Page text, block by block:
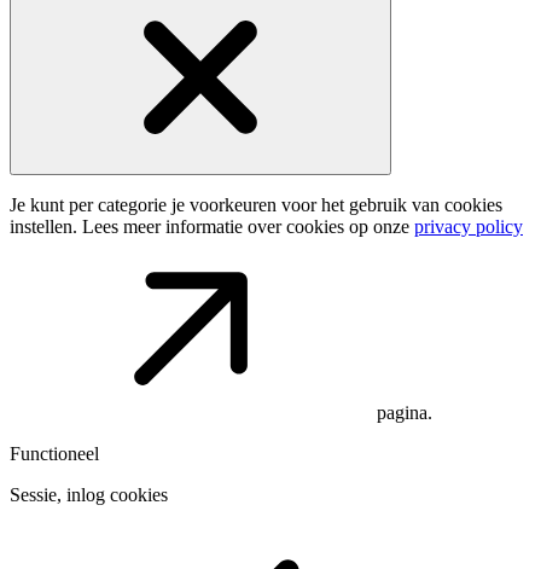
Je kunt per categorie je voorkeuren voor het gebruik van cookies
instellen. Lees meer informatie over cookies op onze privacy policy
pagina.
Functioneel
Sessie, inlog cookies